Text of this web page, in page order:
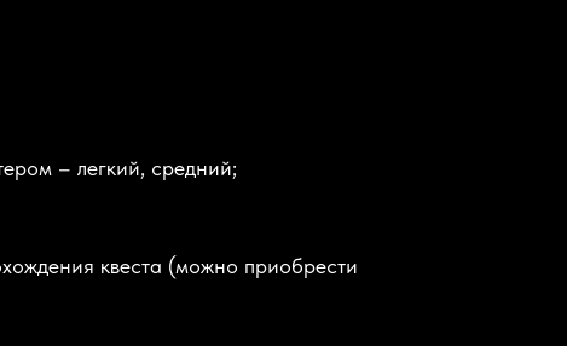
– легкий, средний;
квеста (можно приобрести